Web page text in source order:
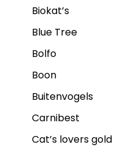
Biokat’s
Blue Tree
Bolfo
Boon
Buitenvogels
Carnibest
Cat’s lovers gold